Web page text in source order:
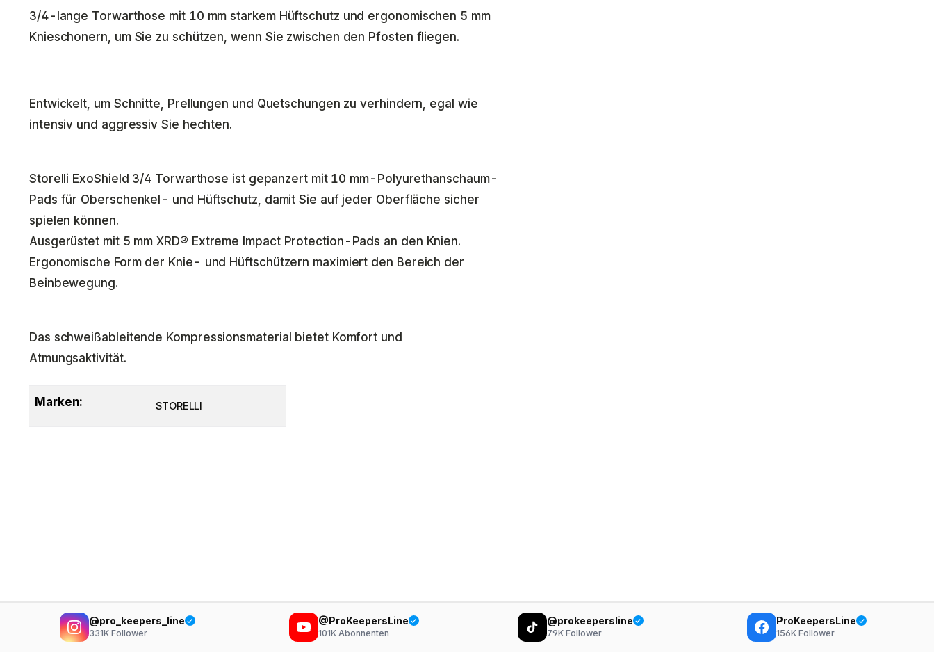
3/4-lange Torwarthose mit 10 mm starkem Hüftschutz und ergonomischen 5 mm
Knieschonern, um Sie zu schützen, wenn Sie zwischen den Pfosten fliegen.
Entwickelt, um Schnitte, Prellungen und Quetschungen zu verhindern, egal wie
intensiv und aggressiv Sie hechten.
Storelli ExoShield 3/4 Torwarthose ist gepanzert mit 10 mm-Polyurethanschaum-
Pads für Oberschenkel- und Hüftschutz, damit Sie auf jeder Oberfläche sicher
spielen können.
Ausgerüstet mit 5 mm XRD® Extreme Impact Protection-Pads an den Knien.
Ergonomische Form der Knie- und Hüftschützern maximiert den Bereich der
Beinbewegung.
Das schweißableitende Kompressionsmaterial bietet Komfort und
Atmungsaktivität.
Marken: STORELLI
@pro_keepers_line
331KFollower
@ProKeepersLine
101KAbonnenten
@prokeepersline
79KFollower
ProKeepersLine
156K Follower